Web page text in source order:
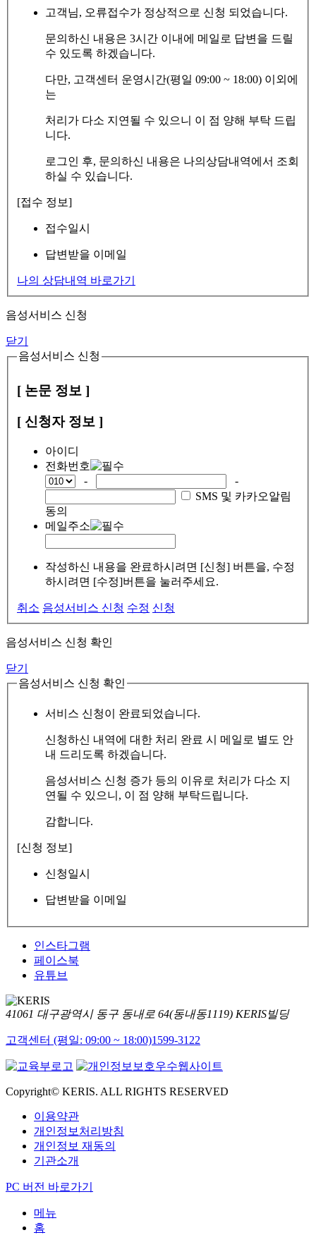
고객님, 오류접수가 정상적으로 신청 되었습니다.
문의하신 내용은 3시간 이내에 메일로 답변을 드릴
수 있도록 하겠습니다.
다만, 고객센터 운영시간(평일 09:00 ~ 18:00) 이외에
는
처리가 다소 지연될 수 있으니 이 점 양해 부탁 드립
니다.
로그인 후, 문의하신 내용은 나의상담내역에서 조회
하실 수 있습니다.
[접수 정보]
접수일시
답변받을 이메일
나의 상담내역 바로가기
음성서비스 신청
닫기
음성서비스 신청
[ 논문 정보 ]
[ 신청자 정보 ]
아이디
전화번호
-
-
SMS 및 카카오알림
동의
메일주소
작성하신 내용을 완료하시려면 [신청] 버튼을, 수정
하시려면 [수정]버튼을 눌러주세요.
취소 음성서비스 신청 수정 신청
음성서비스 신청 확인
닫기
음성서비스 신청 확인
서비스 신청이 완료되었습니다.
신청하신 내역에 대한 처리 완료 시 메일로 별도 안
내 드리도록 하겠습니다.
음성서비스 신청 증가 등의 이유로 처리가 다소 지
연될 수 있으니, 이 점 양해 부탁드립니다.
감합니다.
[신청 정보]
신청일시
답변받을 이메일
인스타그램
페이스북
유튜브
41061 대구광역시 동구 동내로 64(동내동1119) KERIS빌딩
고객센터 (평일: 09:00 ~ 18:00)1599-3122
Copyright© KERIS. ALL RIGHTS RESERVED
이용약관
개인정보처리방침
개인정보 재동의
기관소개
PC 버전 바로가기
메뉴
홈